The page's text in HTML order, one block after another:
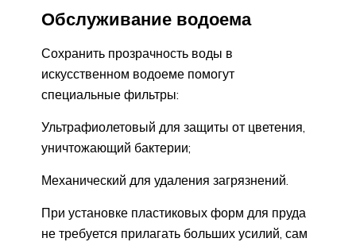
Обслуживание водоема
Сохранить прозрачность воды в
искусственном водоеме помогут
специальные фильтры:
Ультрафиолетовый для защиты от цветения,
уничтожающий бактерии;
Механический для удаления загрязнений.
При установке пластиковых форм для пруда
не требуется прилагать больших усилий, сам